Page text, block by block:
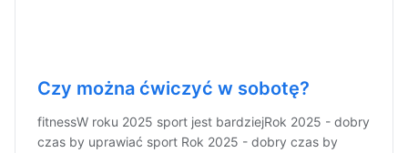
Czy można ćwiczyć w sobotę?
fitnessW roku 2025 sport jest bardziejRok 2025 - dobry
czas by uprawiać sport Rok 2025 - dobry czas by